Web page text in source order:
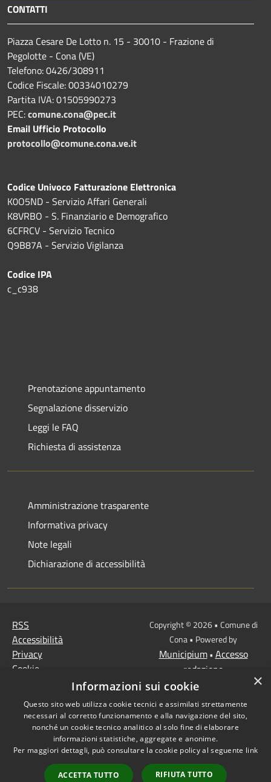
CONTATTI
Piazza Cesare De Lotto n. 15 - 30010 - Frazione di
Pegolotte - Cona (VE)
Telefono: 0426/308911
Codice Fiscale: 00334010279
Partita IVA: 01505990273
PEC:comune.cona@pec.it
Email Ufficio Protocollo
protocollo@comune.cona.ve.it
Codice Univoco Fatturazione Elettronica
K0O5ND - Servizio Affari Generali
K8VRBO - S. Finanziario e Demografico
6CFRCV - Servizio Tecnico
Q9B87A - Servizio Vigilanza
Codice IPA
c_c938
Prenotazione appuntamento
Segnalazione disservizio
Leggi le FAQ
Richiesta di assistenza
Amministrazione trasparente
Informativa privacy
Note legali
Dichiarazione di accessibilità
RSS
Accessibilità
Privacy
Cookie
MISSIONE 2 Rivoluzione
verde e transizione
ecologica
Missione 1 -
Digitalizzazione,
innovazione,
Copyright © 2026 • Comune di
Cona • Powered by
Municipium• Accesso
redazione
×
Informazioni sui cookie
Questo sito web utilizza cookie tecnici e assimilati strettamente
necessari al corretto funzionamento e alla navigazione del sito,
nonché un cookie tecnico analitico al solo fine di elaborare
informazioni statistiche, aggregate e anonime.
Per maggiori dettagli, può consultare la cookie policy al seguente link
ACCETTA TUTTO RIFIUTA TUTTO